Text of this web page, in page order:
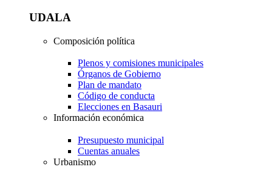
UDALA
Composición política
Plenos y comisiones municipales
Órganos de Gobierno
Plan de mandato
Código de conducta
Elecciones en Basauri
Información económica
Presupuesto municipal
Cuentas anuales
Urbanismo